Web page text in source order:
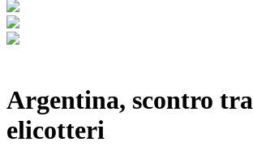
Argentina, scontro tra
elicotteri